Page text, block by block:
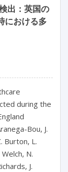
出：英国の
における多
during the
Bou, J.
Burton, L.
N.
J.